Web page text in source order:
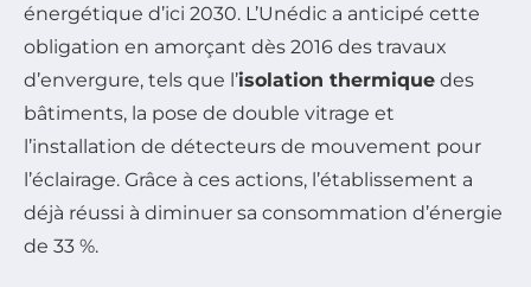
énergétique d’ici 2030. L’Unédic a anticipé cette
obligation en amorçant dès 2016 des travaux
d’envergure, tels que l’isolation thermique des
bâtiments, la pose de double vitrage et
l’installation de détecteurs de mouvement pour
l’éclairage. Grâce à ces actions, l’établissement a
déjà réussi à diminuer sa consommation d’énergie
de 33 %.